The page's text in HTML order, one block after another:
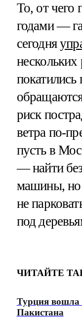
То, от чего
годами —
сегодня
покатились
риск
ветра по-
пусть в
— найти
машины, но
не
под
ЧИТАЙТЕ
Турция вошла
Пакистана